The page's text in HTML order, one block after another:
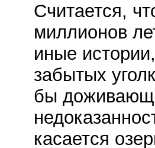
Считается,
миллионов
иные
забытых
бы
касается